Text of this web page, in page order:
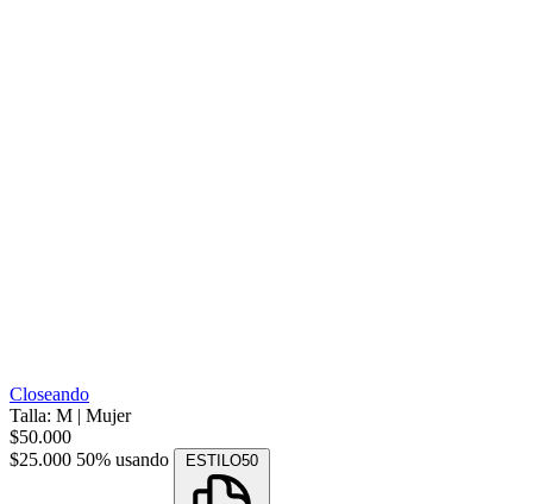
Closeando
Talla: M | Mujer
$50.000
$25.000 50% usando ESTILO50